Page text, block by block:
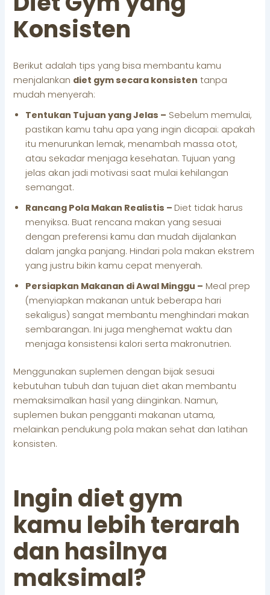
Konsisten
Berikut adalah tips yang bisa membantu kamu
menjalankan diet gym secara konsisten tanpa
mudah menyerah:
Tentukan Tujuan yang Jelas – Sebelum memulai,
pastikan kamu tahu apa yang ingin dicapai: apakah
itu menurunkan lemak, menambah massa otot,
atau sekadar menjaga kesehatan. Tujuan yang
jelas akan jadi motivasi saat mulai kehilangan
semangat.
Rancang Pola Makan Realistis – Diet tidak harus
menyiksa. Buat rencana makan yang sesuai
dengan preferensi kamu dan mudah dijalankan
dalam jangka panjang. Hindari pola makan ekstrem
yang justru bikin kamu cepat menyerah.
Persiapkan Makanan di Awal Minggu – Meal prep
(menyiapkan makanan untuk beberapa hari
sekaligus) sangat membantu menghindari makan
sembarangan. Ini juga menghemat waktu dan
menjaga konsistensi kalori serta makronutrien.
Menggunakan suplemen dengan bijak sesuai
kebutuhan tubuh dan tujuan diet akan membantu
memaksimalkan hasil yang diinginkan. Namun,
suplemen bukan pengganti makanan utama,
melainkan pendukung pola makan sehat dan latihan
konsisten.
Ingin diet gym
kamu lebih terarah
dan hasilnya
maksimal?